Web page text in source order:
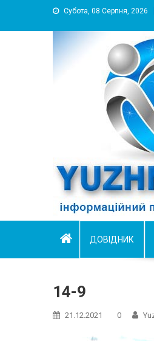
Субота, 08 Серпня, 2026
информационный
ДОВІДНИК
14-9
21.12.2021 0